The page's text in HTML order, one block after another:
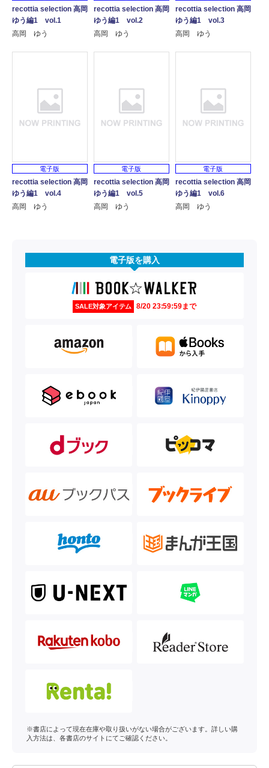
recottia selection 高岡
ゆう編1 vol.1
高岡 ゆう
recottia selection 高岡
ゆう編1 vol.2
高岡 ゆう
recottia selection 高岡
ゆう編1 vol.3
高岡 ゆう
電子版
recottia selection 高岡
ゆう編1 vol.4
高岡 ゆう
電子版
recottia selection 高岡
ゆう編1 vol.5
高岡 ゆう
電子版
recottia selection 高岡
ゆう編1 vol.6
高岡 ゆう
電子版を購入
SALE対象アイテム 8/20 23:59:59まで
※書店によって現在在庫や取り扱いがない場合がございます。詳しい購
入方法は、各書店のサイトにてご確認ください。